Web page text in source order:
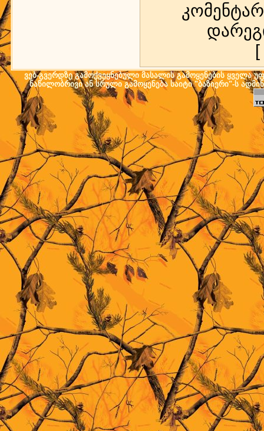
[
ვებ-გვერდზე გამოქვეყნებული მასალის გამოყენების ყველა
ნაწილობრივი ან სრული გამოყენება საიტი "ბაზიერი"-ს